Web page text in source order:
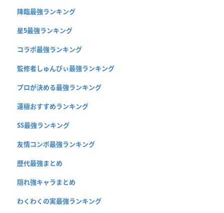
降臨最強ランキング
星5最強ランキング
コラボ最強ランキング
監修者しゅんぴぃ最強ランキング
プロが決める最強ランキング
運極おすすめランキング
SS最強ランキング
友情コンボ最強ランキング
歴代最強まとめ
隠れ強キャラまとめ
わくわくの実最強ランキング